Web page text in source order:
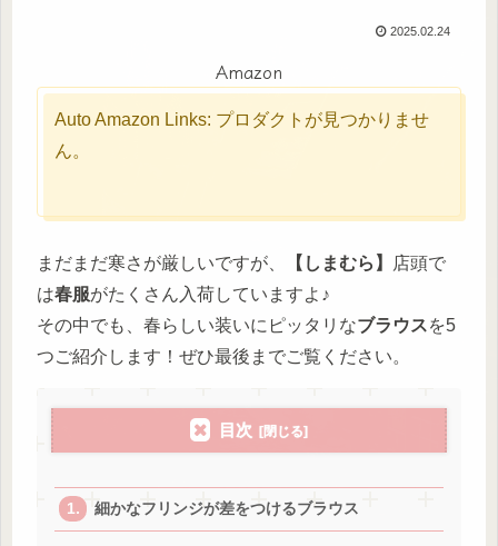
2025.02.24
Amazon
Auto Amazon Links: プロダクトが見つかりませ
ん。
まだまだ寒さが厳しいですが、 【しまむら】
店頭で
は春服がたくさん入荷していますよ♪
その中でも、春らしい装いにピッタリなブラウスを5
つご紹介します！ぜひ最後までご覧ください。
目次
細かなフリンジが差をつけるブラウス